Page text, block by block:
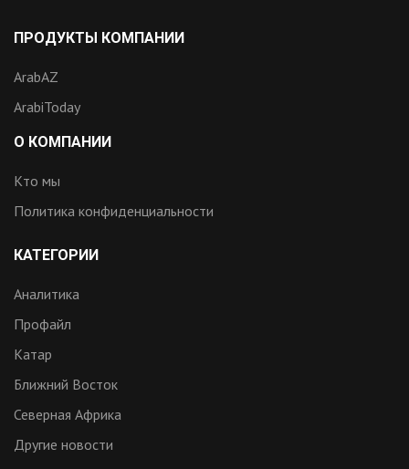
ПРОДУКТЫ КОМПАНИИ
ArabAZ
ArabiToday
О КОМПАНИИ
Кто мы
Политика конфиденциальности
КАТЕГОРИИ
Аналитика
Профайл
Катар
Ближний Восток
Северная Африка
Другие новости